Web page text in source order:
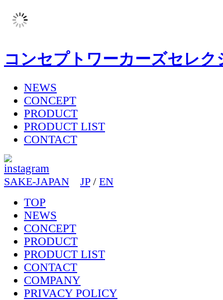
コンセプトワーカーズセレク
NEWS
CONCEPT
PRODUCT
PRODUCT LIST
CONTACT
SAKE-JAPAN JP/ EN
TOP
NEWS
CONCEPT
PRODUCT
PRODUCT LIST
CONTACT
COMPANY
PRIVACY POLICY